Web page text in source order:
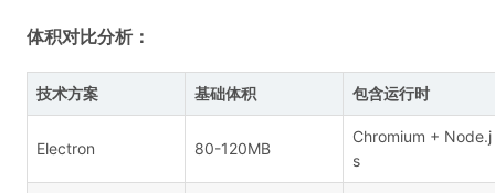
体积对比分析：
技术方案 基础体积 包含运行时
Electron 80-120MB
Chromium + Node.j
s